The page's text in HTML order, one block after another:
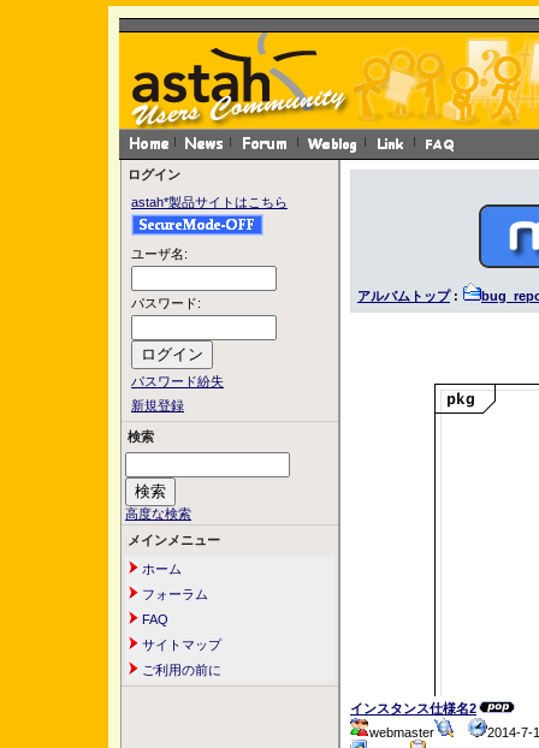
ログイン
astah*製品サイトはこちら
ユーザ名:
パスワード:
パスワード紛失
新規登録
検索
高度な検索
メインメニュー
ホーム
フォーラム
FAQ
サイトマップ
ご利用の前に
アルバムトップ:
インスタンス仕様名2
webmaster
2014-